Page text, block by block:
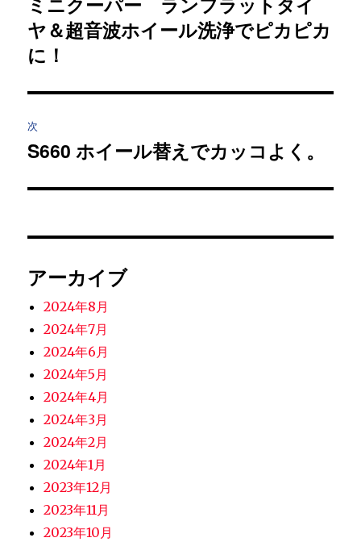
ナ
ビ
ゲ
ー
ン
過
去
の
稿:
ヤ＆超音波ホイール洗浄でピカピカ
に！
次
次
投
S660 ホイール替えでカッコよく。
アーカイブ
2024年8月
2024年7月
2024年6月
2024年5月
2024年4月
2024年3月
2024年2月
2024年1月
2023年12月
2023年11月
2023年10月